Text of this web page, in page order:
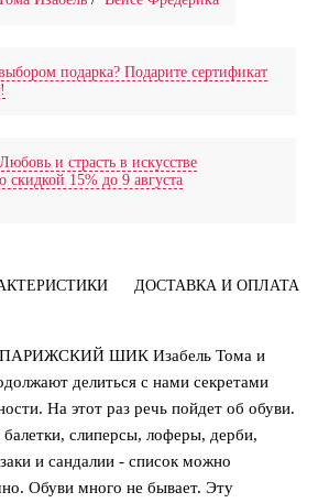
выбором подарка? Подарите сертификат
и страсть в искусстве
скидкой 15% до 9 августа
ДОСТАВКА И ОПЛАТА
ПАРИЖСКИЙ ШИК Изабель Тома и
делиться с нами секретами
На этот раз речь пойдет об обуви.
слиперсы, лоферы, дерби,
и сандалии - список можно
Обуви много не бывает. Эту